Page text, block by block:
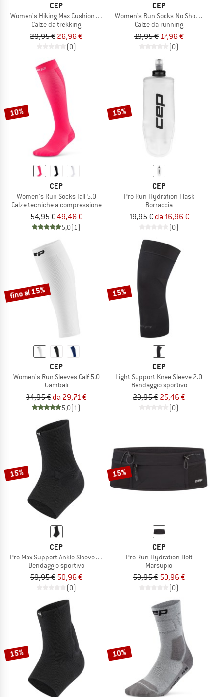
CEP
Women's Hiking Max Cushion Socks Mid Cut 2.0
Calze da trekking
29,95 € 26,96 €
(0)
CEP
Women's Run Socks No Show 5.0
Calze da running
19,95 € 17,96 €
(0)
10%
CEP
Women's Run Socks Tall 5.0
Calze tecniche a compressione
54,95 €49,46 €
5,0(1)
15%
CEP
Pro Run Hydration Flask
Borraccia
19,95 € da 16,96 €
(0)
fino al 15%
CEP
Women's Run Sleeves Calf 5.0
Gambali
34,95 € da 29,71 €
5,0(1)
15%
CEP
Light Support Knee Sleeve 2.0
Bendaggio sportivo
29,95 € 25,46 €
(0)
15%
CEP
Pro Max Support Ankle Sleeve 2.0
Bendaggio sportivo
59,95 € 50,96 €
(0)
15%
CEP
Pro Run Hydration Belt
Marsupio
59,95 € 50,96 €
(0)
15% 10%